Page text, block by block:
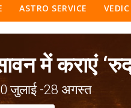
ASTRO SERVICE
में कराएं
जुलाई -28 अगस्त